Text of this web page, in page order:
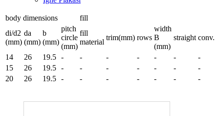
body dimensions
fill
di/d2
(mm)
da
(mm)
b
(mm)
pitch
circle
(mm)
fill
material
trim(mm) rows
width
B
(mm)
straight conv.
14 26 19.5 - - - - - -
-
15
26 19.5 - - - - - -
-
20
26 19.5 - - - - - - -